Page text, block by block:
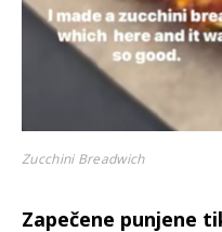
Zucchini Breadwich
Zapečene punjene